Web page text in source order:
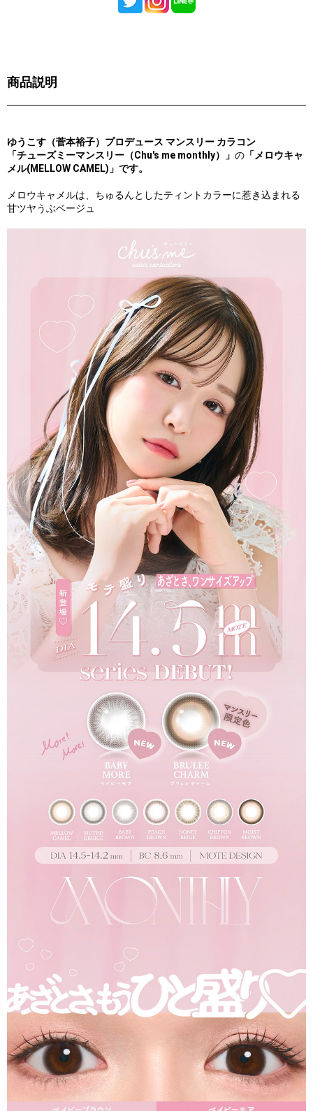
商品説明
ゆうこす（菅本裕子）プロデュース マンスリー カラコン
「チューズミーマンスリー（Chu's me monthly）」 の 「メロウキャ
メル(MELLOW CAMEL)」です。
メロウキャメルは、ちゅるんとしたティントカラーに惹き込まれる
甘ツヤうぶベージュ